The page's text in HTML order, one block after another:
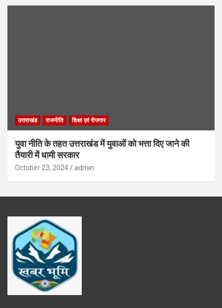
उत्तराखंड राजनीति शिक्षा एवं रोजगार
युवा नीति के तहत उत्तराखंड में युवाओं को भत्ता दिए जाने की
तैयारी में धामी सरकार
October 23, 2024 admin